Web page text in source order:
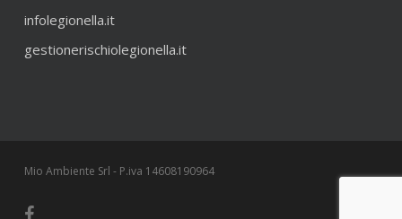
infolegionella.it
gestionerischiolegionella.it
Mio Ambiente Srl - P.iva 14608190964
facebook